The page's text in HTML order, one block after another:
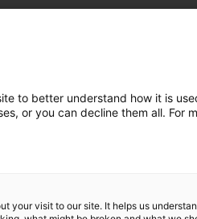
energiåtervinns i
att ställa krav och
plast.
to better understand how it is
or you can decline them all. For
your visit to our site. It helps us